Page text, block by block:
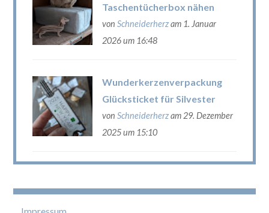
Taschentücherbox nähen
von Schneiderherzam 1. Januar
2026 um 16:48
Wunderkerzenverpackung
Glücksticket für Silvester
von Schneiderherzam 29. Dezember
2025 um 15:10